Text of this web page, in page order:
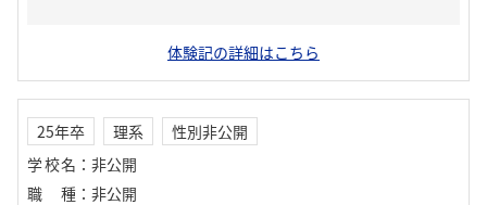
体験記の詳細はこちら
25年卒 理系
性別非公開
学校名 ： 非公開
職種 ： 非公開